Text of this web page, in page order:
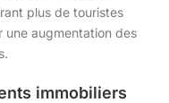
plus de touristes
une augmentation des
immobiliers